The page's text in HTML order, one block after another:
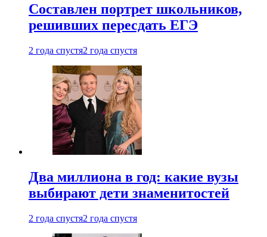
Составлен портрет школьников,
решивших пересдать ЕГЭ
2 года спустя2 года спустя
Два миллиона в год: какие вузы
выбирают дети знаменитостей
2 года спустя2 года спустя